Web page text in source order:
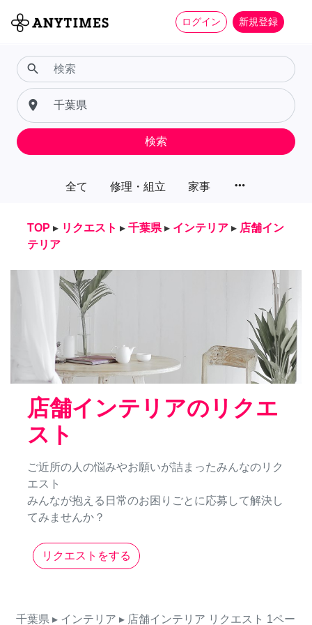
ログイン 新規登録
全て 修理・組立 家事 more_horiz
search
place
検索
TOP ▸ リクエスト ▸ 千葉県 ▸ インテリア ▸ 店舗イン
テリア
店舗インテリアのリクエ
スト
ご近所の人の悩みやお願いが詰まったみんなのリク
エスト
みんなが抱える日常のお困りごとに応募して解決し
てみませんか？
リクエストをする
千葉県 ▸ インテリア ▸ 店舗インテリア リクエスト 1ペー